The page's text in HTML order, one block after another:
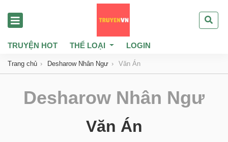
TRUYỆN HOT THỂ LOẠI LOGIN
Trang chủ Desharow Nhân Ngư Văn Án
Desharow Nhân Ngư
Văn Án